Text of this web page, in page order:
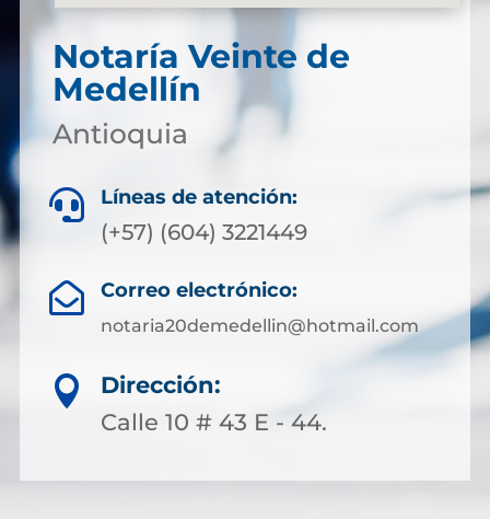
Notaría Veinte de
Medellín
Antioquia
 Líneas de atención:
(+57) (604) 3221449
 Correo electrónico:
notaria20demedellin@hotmail.com

Dirección:
Calle 10 # 43 E - 44.